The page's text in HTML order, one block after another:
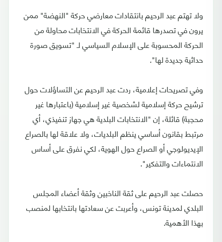
ولا تهتم عبد الرحيم بانتقادات معارضي حركة "النهضة" ممن
يرون في تصدرها قائمة الحركة في الانتخابات محاولة من
الحركة المحسوبة على الإسلام السياسي لـ "تسويق صورة
حداثية جديدة لها".
وفي تصريحات إعلامية، ردت عبد الرحيم عن التساؤلات حول
ترشيح حركة إسلامية لشخصية غير إسلامية (باعتبارها غير
محجبة) قائلة، إن "الانتخابات البلدية هي جهاز تنفيذي، أي
مرتبط بقانون أساسي ينظم البلديات، ولا علاقة لها بالصراع
الإيديولوجي أو الصراع حول الهوية، لكي نفرق على أساس
الانتماءات والتفكير".
حصلت عبد الرحيم على ثقة الناخبين وثقة أعضاء المجلس
البلدي لمدينة تونس، وأعربت عن سعادتها بانتخابها لمنصب
بهذا الأهمية.